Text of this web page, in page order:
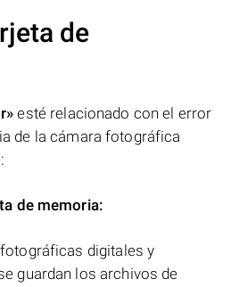
de
esté relacionado con el error
de la cámara fotográfica
de memoria:
digitales y
guardan los archivos de